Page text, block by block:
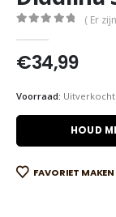
( Er
€34,99
Voorraad: Uitverkocht
HOUD
FAVORIET MAKEN